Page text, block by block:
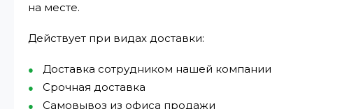
на месте.
Действует при видах доставки:
Доставка сотрудником нашей компании
Срочная доставка
Самовывоз из офиса продажи